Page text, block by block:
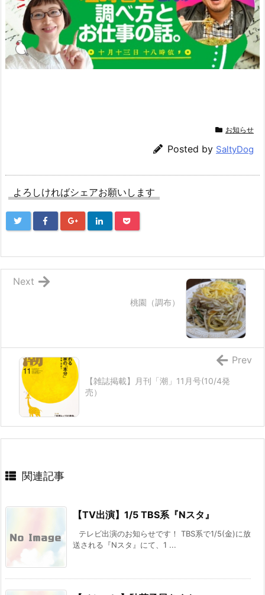
お知らせ
Posted by SaltyDog
よろしければシェアお願いします
桃園（調布）
Next
【雑誌掲載】月刊「潮」11月号(10/4発
売）
Prev
関連記事
【TV出演】1/5 TBS系『Nスタ』
テレビ出演のお知らせです！ TBS系で1/5(金)に放
送される『Nスタ』にて、1 ...